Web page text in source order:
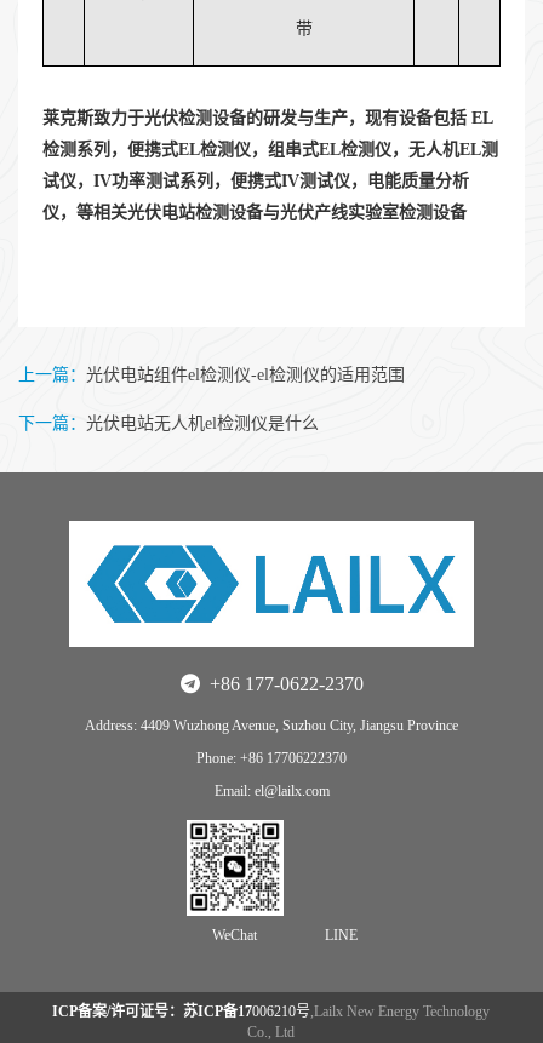
带
莱克斯致力于光伏检测设备的研发与生产，现有设备包括 EL
检测系列，便携式EL检测仪，组串式EL检测仪，无人机EL测
试仪，IV功率测试系列，便携式IV测试仪，电能质量分析
仪，等相关光伏电站检测设备与光伏产线实验室检测设备
上一篇： 光伏电站组件el检测仪-el检测仪的适用范围
下一篇： 光伏电站无人机el检测仪是什么
+86 177-0622-2370
Address: 4409 Wuzhong Avenue, Suzhou City, Jiangsu Province
Phone: +86 17706222370
Email: el@lailx.com
WeChat LINE
ICP备案/许可证号：苏ICP备17006210号,Lailx New Energy Technology
Co., Ltd